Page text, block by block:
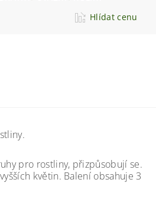
Hlídat cenu
pro rostliny, přizpůsobují se.
květin. Balení obsahuje 3